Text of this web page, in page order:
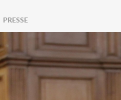
PRESSE